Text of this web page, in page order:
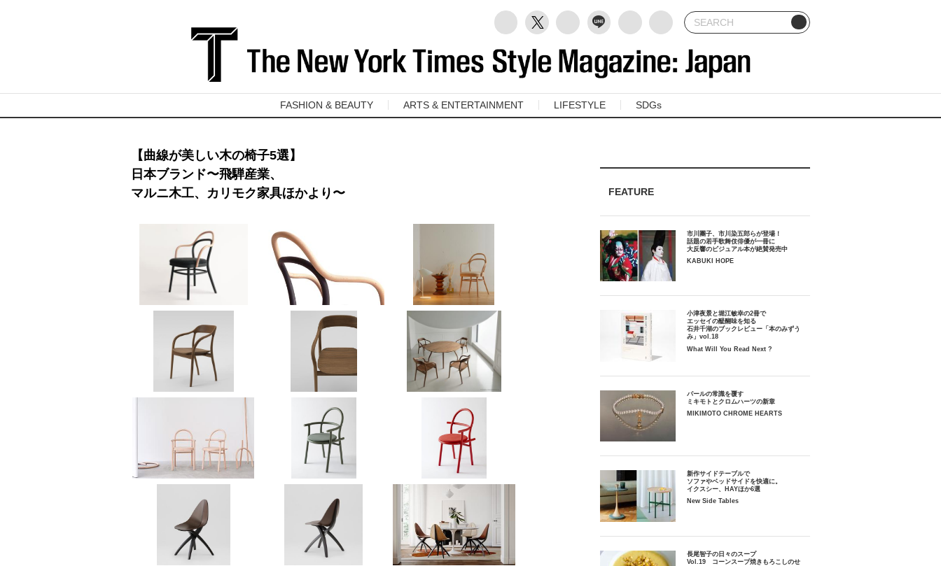
FASHION & BEAUTY ARTS & ENTERTAINMENT LIFESTYLE SDGs
【曲線が美しい木の椅子5選】
日本ブランド〜飛騨産業、
マルニ木工、カリモク家具ほかより〜
FEATURE
市川團子、市川染五郎らが登場！
話題の若手歌舞伎俳優が一冊に
大反響のビジュアル本が絶賛発売中
KABUKI HOPE
小津夜景と堀江敏幸の2冊で
エッセイの醍醐味を知る
石井千湖のブックレビュー「本のみずう
み」vol.18
What Will You Read Next ?
パールの常識を覆す
ミキモトとクロムハーツの新章
MIKIMOTO CHROME HEARTS
新作サイドテーブルで
ソファやベッドサイドを快適に。
イクスシー、HAYほか6選
New Side Tables
長尾智子の日々のスープ
Vol.19 コーンスープ焼きもろこしのせ